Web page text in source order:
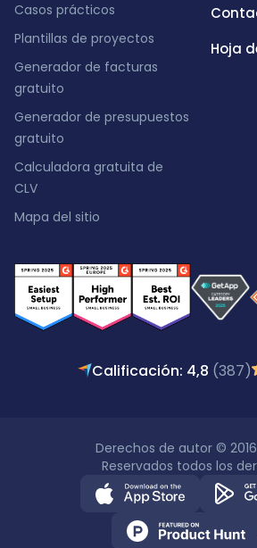
Casos prácticos
Plantillas de proyectos
Generador de facturas
gratuito
Generador de presupuestos
gratuito
Calculadora gratuita de
CLV
Mapa del sitio
Hoja
Calificación: 4,8 (387)
Derechos de autor ©
Reservados todos los